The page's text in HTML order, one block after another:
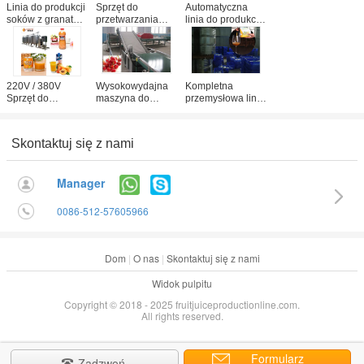
Linia do produkcji
soków z granatów
Coustom 5T / H
Certyfikat
ISO9001
Sprzęt do
przetwarzania
soków
owocowych
Guava SS304
Materiał CFM-B-
03-26T Kolor
srebrny
Automatyczna
linia do produkcji
soków
owocowych kiwi
304 Materiał ze
stali nierdzewnej
220V / 380V
Sprzęt do
Sterowanie PLC
dla brzoskwini /
Wysokowydajna
maszyna do
Light Sweet
Processing
Kompletna
przemysłowa linia
220 V.
Skontaktuj się z nami
Manager
0086-512-57605966
Dom | O nas| Skontaktuj się z nami
Widok pulpitu
Copyright © 2018 - 2025 fruitjuiceproductionline.com.
All rights reserved.
Formularz